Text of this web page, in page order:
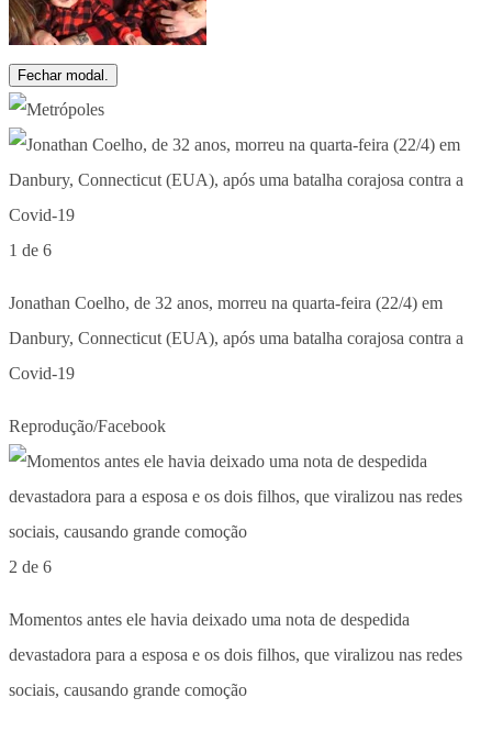
Fechar modal.
1 de 6
Jonathan Coelho, de 32 anos, morreu na quarta-feira (22/4) em
Danbury, Connecticut (EUA), após uma batalha corajosa contra a
Covid-19
Reprodução/Facebook
2 de 6
Momentos antes ele havia deixado uma nota de despedida
devastadora para a esposa e os dois filhos, que viralizou nas redes
sociais, causando grande comoção